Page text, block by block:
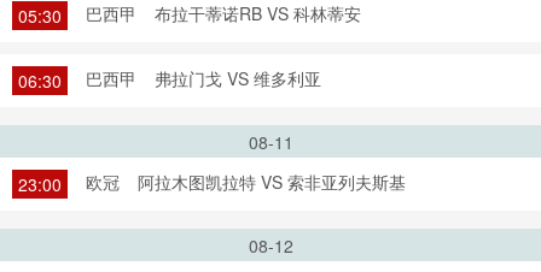
05:30 巴西甲 布拉干蒂诺RB VS 科林蒂安
06:30 巴西甲 弗拉门戈 VS 维多利亚
08-11
23:00
欧冠 阿拉木图凯拉特 VS 索非亚列夫斯基
08-12